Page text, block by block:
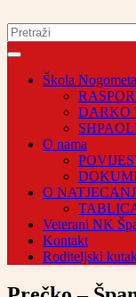
Škola Nogometa
DARKO
O nama
O
Veterani NK
Kontakt
Roditeljski